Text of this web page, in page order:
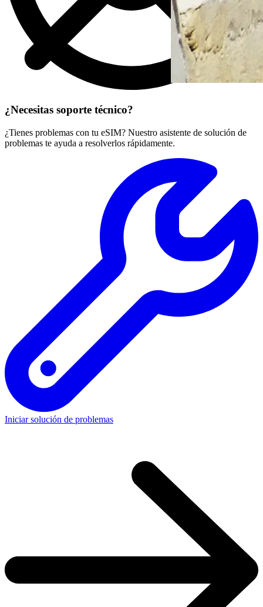
¿Necesitas soporte técnico?
¿Tienes problemas con tu eSIM? Nuestro asistente de solución de
problemas te ayuda a resolverlos rápidamente.
Iniciar solución de problemas